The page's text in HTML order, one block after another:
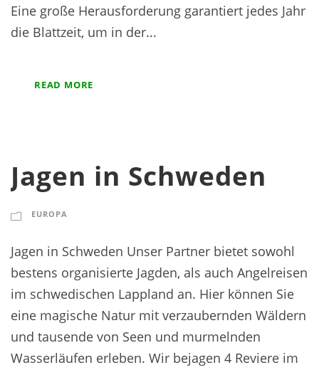
Eine große Herausforderung garantiert jedes Jahr
die Blattzeit, um in der...
READ MORE
Jagen in Schweden
EUROPA
Jagen in Schweden Unser Partner bietet sowohl
bestens organisierte Jagden, als auch Angelreisen
im schwedischen Lappland an. Hier können Sie
eine magische Natur mit verzaubernden Wäldern
und tausende von Seen und murmelnden
Wasserläufen erleben. Wir bejagen 4 Reviere im